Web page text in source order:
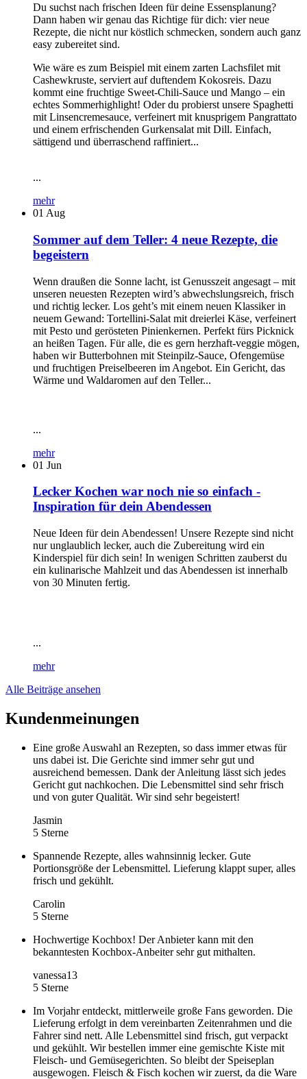
Du suchst nach frischen Ideen für deine Essensplanung?
Dann haben wir genau das Richtige für dich: vier neue
Rezepte, die nicht nur köstlich schmecken, sondern auch ganz
easy zubereitet sind.
Wie wäre es zum Beispiel mit einem zarten Lachsfilet mit
Cashewkruste, serviert auf duftendem Kokosreis. Dazu
kommt eine fruchtige Sweet-Chili-Sauce und Mango – ein
echtes Sommerhighlight! Oder du probierst unsere Spaghetti
mit Linsencremesauce, verfeinert mit knusprigem Pangrattato
und einem erfrischenden Gurkensalat mit Dill. Einfach,
sättigend und überraschend raffiniert...
...
mehr
01 Aug
Sommer auf dem Teller: 4 neue Rezepte, die
begeistern
Wenn draußen die Sonne lacht, ist Genusszeit angesagt – mit
unseren neuesten Rezepten wird’s abwechslungsreich, frisch
und richtig lecker. Los geht’s mit einem neuen Klassiker in
neuem Gewand: Tortellini-Salat mit dreierlei Käse, verfeinert
mit Pesto und gerösteten Pinienkernen. Perfekt fürs Picknick
an heißen Tagen. Für alle, die es gern herzhaft-veggie mögen,
haben wir Butterbohnen mit Steinpilz-Sauce, Ofengemüse
und fruchtigen Preiselbeeren im Angebot. Ein Gericht, das
Wärme und Waldaromen auf den Teller...
...
mehr
01 Jun
Lecker Kochen war noch nie so einfach -
Inspiration für dein Abendessen
Neue Ideen für dein Abendessen! Unsere Rezepte sind nicht
nur unglaublich lecker, auch die Zubereitung wird ein
Kinderspiel für dich sein! In wenigen Schritten zauberst du
ein kulinarische Mahlzeit und das Abendessen ist innerhalb
von 30 Minuten fertig.
...
mehr
Alle Beiträge ansehen
Kundenmeinungen
Eine große Auswahl an Rezepten, so dass immer etwas für
uns dabei ist. Die Gerichte sind immer sehr gut und
ausreichend bemessen. Dank der Anleitung lässt sich jedes
Gericht gut nachkochen. Die Lebensmittel sind sehr frisch
und von guter Qualität. Wir sind sehr begeistert!
Jasmin
5 Sterne
Spannende Rezepte, alles wahnsinnig lecker. Gute
Portionsgröße der Lebensmittel. Lieferung klappt super, alles
frisch und gekühlt.
Carolin
5 Sterne
Hochwertige Kochbox! Der Anbieter kann mit den
bekanntesten Kochbox-Anbeiter sehr gut mithalten.
vanessa13
5 Sterne
Im Vorjahr entdeckt, mittlerweile große Fans geworden. Die
Lieferung erfolgt in dem vereinbarten Zeitenrahmen und die
Fahrer sind nett. Alle Lebensmittel sind frisch, gut verpackt
und gekühlt. Wir bestellen immer eine gemischte Kiste mit
Fleisch- und Gemüsegerichten. So bleibt der Speiseplan
ausgewogen. Fleisch & Fisch kochen wir zuerst, da die Ware